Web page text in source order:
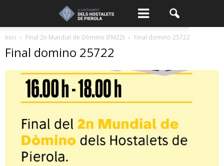
Inici Final 2n Mundial de Dòmino (FM22) Final domino 25722
Final domino 25722